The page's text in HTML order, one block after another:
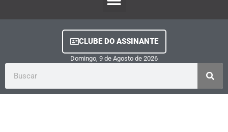
CLUBE DO ASSINANTE
Domingo, 9 de Agosto de 2026